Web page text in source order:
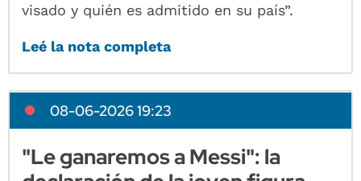
visado y quién es admitido en su país”.
Leé la nota completa
08-06-2026 19:23
"Le ganaremos a Messi": la